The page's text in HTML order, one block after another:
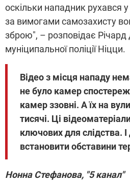
оскільки нападник рухався у
за вимогами самозахисту
зброю", – розповідає Річард
муніципальної поліції Ніцци.
Відео з місця нападу
не було камер
камер ззовні. А їх на
тисячі. Ці
ключових для слідства.
встановити обставини
Нонна Стефанова, "5 канал"